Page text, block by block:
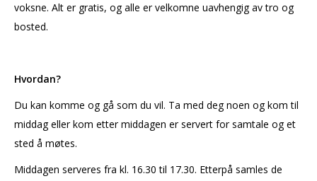
voksne. Alt er gratis, og alle er velkomne uavhengig av tro og
bosted.
Hvordan?
Du kan komme og gå som du vil. Ta med deg noen og kom til
middag eller kom etter middagen er servert for samtale og et
sted å møtes.
Middagen serveres fra kl. 16.30 til 17.30. Etterpå samles de